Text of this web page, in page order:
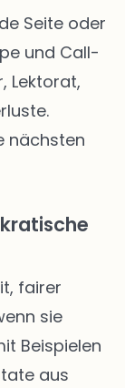
Seite oder
und Call-
Lektorat,
nächsten
fairer
sie
Beispielen
aus